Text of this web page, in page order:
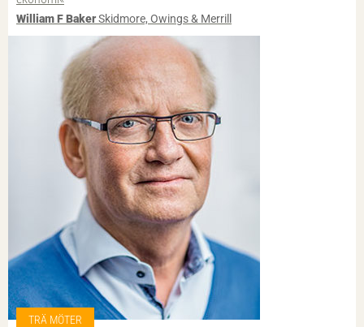
William F BakerSkidmore, Owings & Merrill
TRÄ MÖTER